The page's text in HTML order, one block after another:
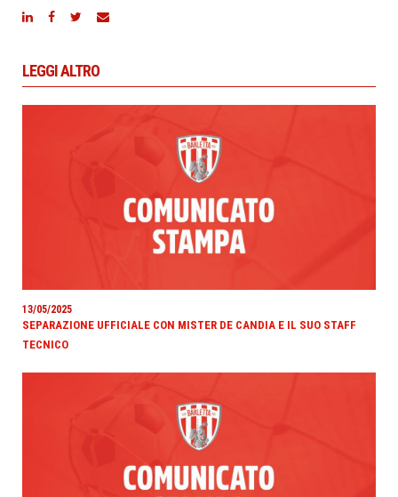
LEGGI ALTRO
13/05/2025
SEPARAZIONE UFFICIALE CON MISTER DE CANDIA E IL SUO STAFF
TECNICO